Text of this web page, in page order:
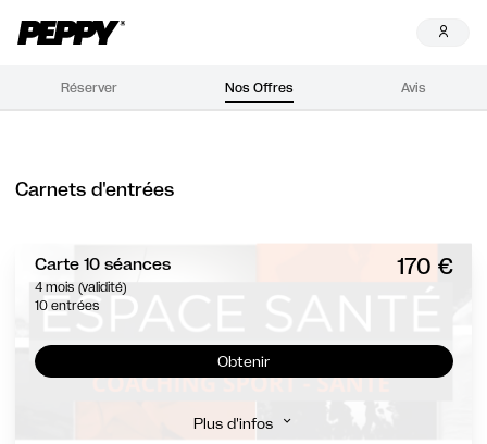
Réserver Nos Offres Avis
Carnets d'entrées
Carte 10 séances
4 mois (validité)
10 entrées
170 €
Obtenir
Plus d'infos